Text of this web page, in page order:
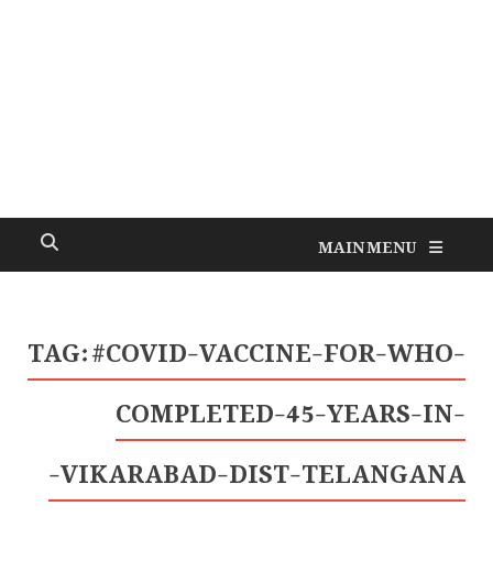
MAIN MENU
TAG:#COVID-VACCINE-FOR-WHO-
COMPLETED-45-YEARS-IN-
VIKARABAD-DIST-TELANGANA-